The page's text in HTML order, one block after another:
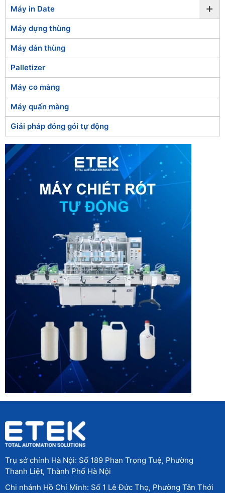
Máy in Date +
Máy dựng thùng
Máy dán thùng
Palletizer
Máy co màng
Máy quấn màng
Giải pháp đóng gói tự động
Trụ sở chính Hà Nội: Số 189 Phan Trọng Tuệ, Phường
Thanh Liệt, Thành Phố Hà Nội
Chi nhánh Hồ Chí Minh: Số 1 Lê Đức Thọ, Phường Tân Thới